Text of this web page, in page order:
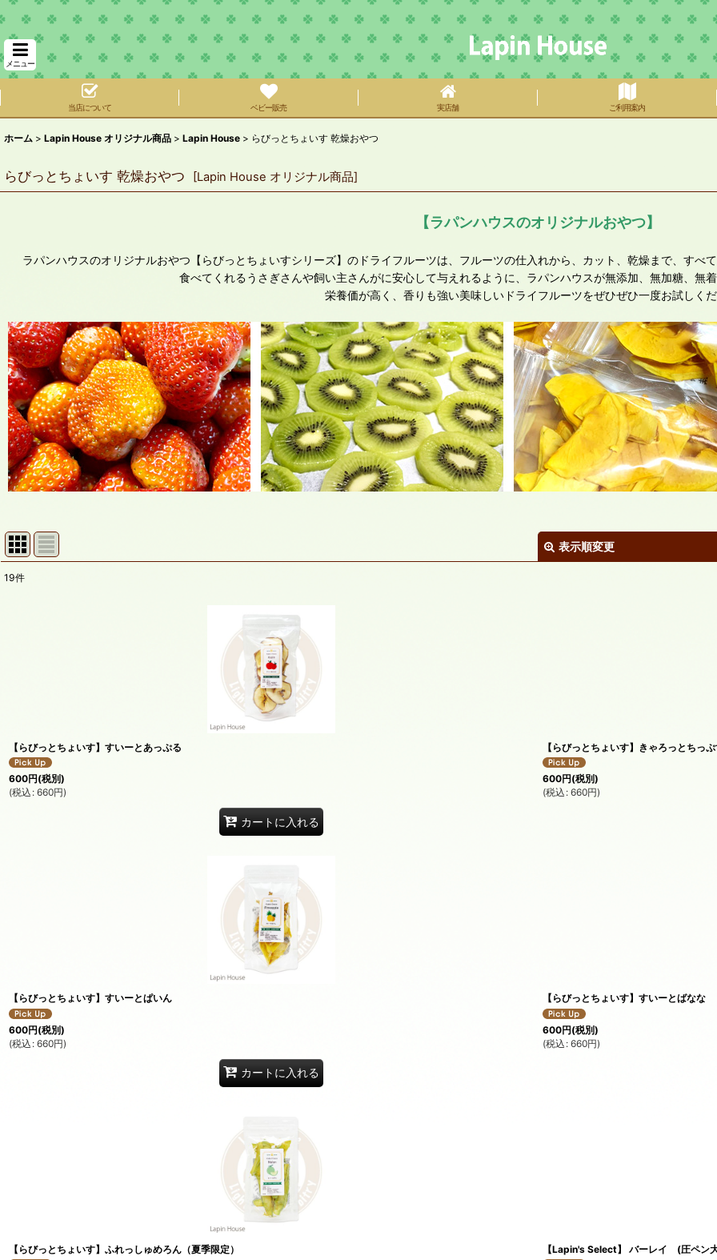
メニュー
当店について ベビー販売 実店舗 ご利用案内
ホーム > Lapin House オリジナル商品 > Lapin House > らびっとちょいす 乾燥おやつ
らびっとちょいす 乾燥おやつ [Lapin House オリジナル商品]
【ラパンハウスのオリジナルおやつ】
ラパンハウスのオリジナルおやつ【らびっとちょいすシリーズ】のドライフルーツは、フルーツの仕入れから、カット、乾燥まで、すべ
食べてくれるうさぎさんや飼い主さんがに安心して与えれるように、ラパンハウスが無添加、無加糖、無
栄養価が高く、香りも強い美味しいドライフルーツをぜひぜひ一度お試しく
表示順変更
19件
【らびっとちょいす】すいーとあっぷる
600円(税別)
(税込 : 660円)
カートに入れる
【らびっとちょいす】きゃろっとちっ
600円(税別)
(税込 : 660円)
【らびっとちょいす】すいーとぱいん
600円(税別)
(税込 : 660円)
カートに入れる
【らびっとちょいす】すいーとばなな
600円(税別)
(税込 : 660円)
【らびっとちょいす】ふれっしゅめろん（夏季限定） 【Lapin's Select】 バーレイ (圧ペ